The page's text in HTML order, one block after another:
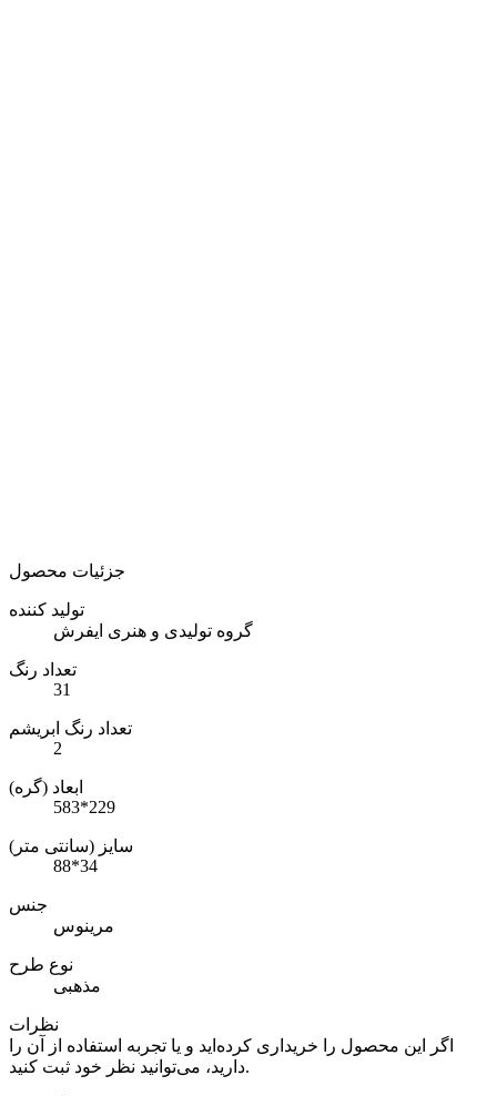
جزئیات محصول
تولید کننده
گروه تولیدی و هنری ایفرش
تعداد رنگ
31
تعداد رنگ ابریشم
2
ابعاد (گره)
583*229
سایز (سانتی متر)
88*34
جنس
مرینوس
نوع طرح
مذهبی
نظرات
اگر این محصول را خریداری کرده‌اید و یا تجربه استفاده از آن را
دارید، می‌توانید نظر خود ثبت کنید.